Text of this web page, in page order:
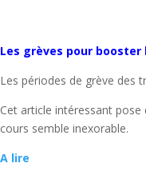
Les grèves pour
Les périodes de grève des
Cet article intéressant pose
cours semble inexorable.
A lire